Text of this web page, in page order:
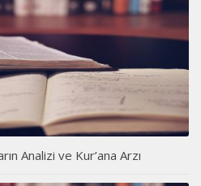
Analizi ve Kur’ana Arzı